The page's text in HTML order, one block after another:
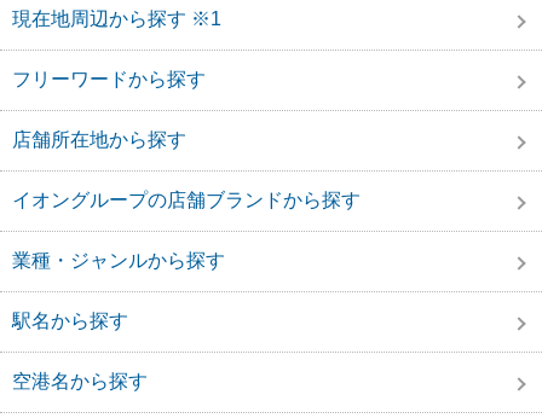
現在地周辺から探す ※1
フリーワードから探す
店舗所在地から探す
イオングループの店舗ブランドから探す
業種・ジャンルから探す
駅名から探す
空港名から探す